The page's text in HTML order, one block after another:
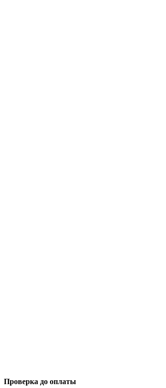
Проверка до оплаты